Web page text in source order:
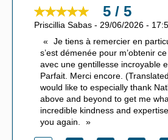
5 / 5
Priscillia Sabas - 29/06/2026 -
Je tiens à remercier en
s’est démenée pour m’obtenir
avec une gentillesse incroyable
Parfait. Merci encore.
would like to especially thank
above and beyond to get me
incredible kindness and
you again.